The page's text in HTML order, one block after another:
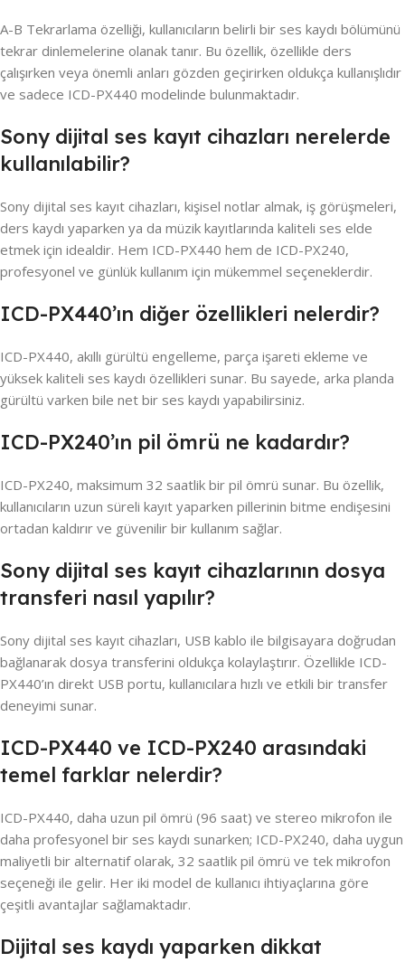
A-B Tekrarlama özelliği, kullanıcıların belirli bir ses kaydı bölümünü
tekrar dinlemelerine olanak tanır. Bu özellik, özellikle ders
çalışırken veya önemli anları gözden geçirirken oldukça kullanışlıdır
ve sadece ICD-PX440 modelinde bulunmaktadır.
Sony dijital ses kayıt cihazları nerelerde
kullanılabilir?
Sony dijital ses kayıt cihazları, kişisel notlar almak, iş görüşmeleri,
ders kaydı yaparken ya da müzik kayıtlarında kaliteli ses elde
etmek için idealdir. Hem ICD-PX440 hem de ICD-PX240,
profesyonel ve günlük kullanım için mükemmel seçeneklerdir.
ICD-PX440’ın diğer özellikleri nelerdir?
ICD-PX440, akıllı gürültü engelleme, parça işareti ekleme ve
yüksek kaliteli ses kaydı özellikleri sunar. Bu sayede, arka planda
gürültü varken bile net bir ses kaydı yapabilirsiniz.
ICD-PX240’ın pil ömrü ne kadardır?
ICD-PX240, maksimum 32 saatlik bir pil ömrü sunar. Bu özellik,
kullanıcıların uzun süreli kayıt yaparken pillerinin bitme endişesini
ortadan kaldırır ve güvenilir bir kullanım sağlar.
Sony dijital ses kayıt cihazlarının dosya
transferi nasıl yapılır?
Sony dijital ses kayıt cihazları, USB kablo ile bilgisayara doğrudan
bağlanarak dosya transferini oldukça kolaylaştırır. Özellikle ICD-
PX440’ın direkt USB portu, kullanıcılara hızlı ve etkili bir transfer
deneyimi sunar.
ICD-PX440 ve ICD-PX240 arasındaki
temel farklar nelerdir?
ICD-PX440, daha uzun pil ömrü (96 saat) ve stereo mikrofon ile
daha profesyonel bir ses kaydı sunarken; ICD-PX240, daha uygun
maliyetli bir alternatif olarak, 32 saatlik pil ömrü ve tek mikrofon
seçeneği ile gelir. Her iki model de kullanıcı ihtiyaçlarına göre
çeşitli avantajlar sağlamaktadır.
Dijital ses kaydı yaparken dikkat